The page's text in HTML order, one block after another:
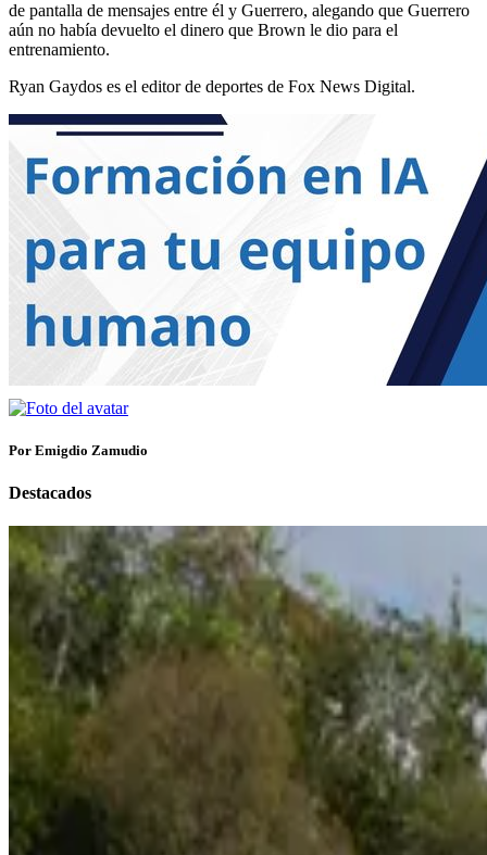
de pantalla de mensajes entre él y Guerrero, alegando que Guerrero
aún no había devuelto el dinero que Brown le dio para el
entrenamiento.
Ryan Gaydos es el editor de deportes de Fox News Digital.
Por Emigdio Zamudio
Destacados